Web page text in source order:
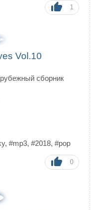
1
Vol.10
сборник
, #mp3, #2018, #pop
0